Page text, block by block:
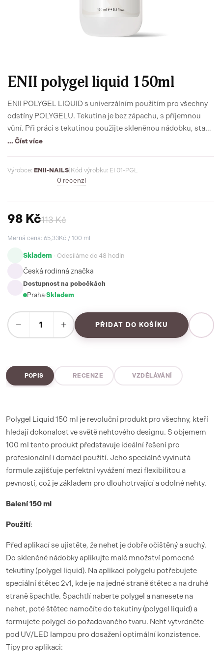
ENII polygel liquid 150ml
ENII POLYGEL LIQUID s univerzálním použitím pro všechny
odstíny POLYGELU. Tekutina je bez zápachu, s příjemnou
vůní. Při práci s tekutinou použijte skleněnou nádobku, stačí
minimální množství.
... Číst více
Výrobce: ENII-NAILS Kód výrobku: EI 01-PGL
0 recenzí
98 Kč113 Kč
Měrná cena: 65,33Kč / 100 ml
Skladem · Odesíláme do 48 hodin
Česká rodinná značka
Dostupnost na pobočkách
Praha·Skladem
− + PŘIDAT DO KOŠÍKU
POPIS RECENZE VZDĚLÁVÁNÍ
Polygel Liquid 150 ml je revoluční produkt pro všechny, kteří
hledají dokonalost ve světě nehtového designu. S objemem
100 ml tento produkt představuje ideální řešení pro
profesionální i domácí použití. Jeho speciálně vyvinutá
formule zajišťuje perfektní vyvážení mezi flexibilitou a
pevností, což je základem pro dlouhotrvající a odolné nehty.
Balení 150 ml
Použití:
Před aplikací se ujistěte, že nehet je dobře očištěný a suchý.
Do skleněné nádobky aplikujte malé množství pomocné
tekutiny (polygel liquid). Na aplikaci polygelu potřebujete
speciální štětec 2v1, kde je na jedné straně štětec a na druhé
straně špachtle. Špachtlí naberte polygel a nanesete na
nehet, poté štětec namočíte do tekutiny (polygel liquid) a
formujete polygel do požadovaného tvaru. Neht vytvrdněte
pod UV/LED lampou pro dosažení optimální konzistence.
Tipy pro aplikaci: